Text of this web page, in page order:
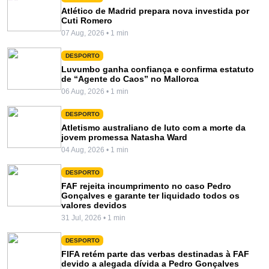
Atlético de Madrid prepara nova investida por
Cuti Romero
07 Aug, 2026 • 1 min
DESPORTO
Luvumbo ganha confiança e confirma estatuto
de “Agente do Caos” no Mallorca
06 Aug, 2026 • 1 min
DESPORTO
Atletismo australiano de luto com a morte da
jovem promessa Natasha Ward
04 Aug, 2026 • 1 min
DESPORTO
FAF rejeita incumprimento no caso Pedro
Gonçalves e garante ter liquidado todos os
valores devidos
31 Jul, 2026 • 1 min
DESPORTO
FIFA retém parte das verbas destinadas à FAF
devido a alegada dívida a Pedro Gonçalves